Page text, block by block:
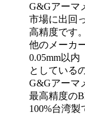
G&Gアーマ
市場に出回
高精度です。
他のメーカ
0.05mm以内
としている
G&Gアーマ
最高精度の
100%台湾製